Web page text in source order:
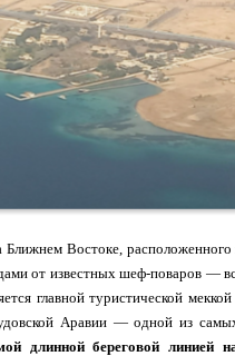
Ближнем Востоке,
от известных шеф-поваров —
главной туристической
Аравии — одной из
длинной береговой линией